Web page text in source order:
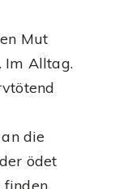
Mut
Im Alltag.
die
ödet